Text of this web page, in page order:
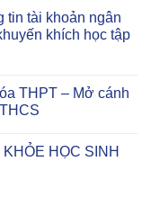
tin tài khoản ngân
khích học tập
THPT – Mở cánh
HỌC SINH